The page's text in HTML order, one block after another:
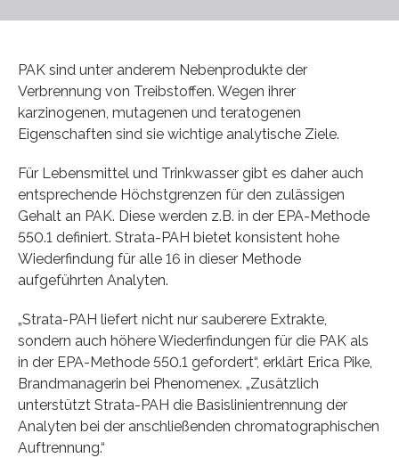
PAK sind unter anderem Nebenprodukte der
Verbrennung von Treibstoffen. Wegen ihrer
karzinogenen, mutagenen und teratogenen
Eigenschaften sind sie wichtige analytische Ziele.
Für Lebensmittel und Trinkwasser gibt es daher auch
entsprechende Höchstgrenzen für den zulässigen
Gehalt an PAK. Diese werden z.B. in der EPA-Methode
550.1 definiert. Strata-PAH bietet konsistent hohe
Wiederfindung für alle 16 in dieser Methode
aufgeführten Analyten.
„Strata-PAH liefert nicht nur sauberere Extrakte,
sondern auch höhere Wiederfindungen für die PAK als
in der EPA-Methode 550.1 gefordert“, erklärt Erica Pike,
Brandmanagerin bei Phenomenex. „Zusätzlich
unterstützt Strata-PAH die Basislinientrennung der
Analyten bei der anschließenden chromatographischen
Auftrennung.“